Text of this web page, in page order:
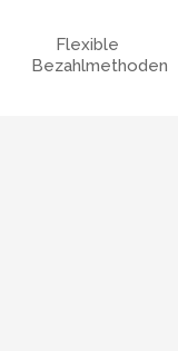
Flexible
Bezahlmethoden